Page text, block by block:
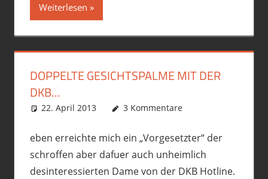
Weiterlesen
DOPPELTE GESICHTSPALME MIT DER
DKB…
22. April 2013 phil
Allgemein,Premiumschrott
3 Kommentare
eben erreichte mich ein „Vorgesetzter“ der
schroffen aber dafuer auch unheimlich
desinteressierten Dame von der DKB Hotline.